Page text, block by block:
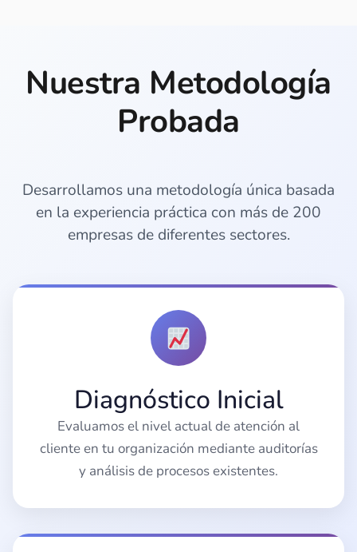
Nuestra Metodología
Probada
Desarrollamos una metodología única basada
en la experiencia práctica con más de 200
empresas de diferentes sectores.
Diagnóstico Inicial
Evaluamos el nivel actual de atención al
cliente en tu organización mediante auditorías
y análisis de procesos existentes.